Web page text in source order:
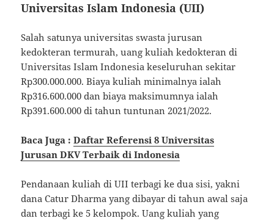
Universitas Islam Indonesia (UII)
Salah satunya universitas swasta jurusan
kedokteran termurah, uang kuliah kedokteran di
Universitas Islam Indonesia keseluruhan sekitar
Rp300.000.000. Biaya kuliah minimalnya ialah
Rp316.600.000 dan biaya maksimumnya ialah
Rp391.600.000 di tahun tuntunan 2021/2022.
Baca Juga :Daftar Referensi 8 Universitas
Jurusan DKV Terbaik di Indonesia
Pendanaan kuliah di UII terbagi ke dua sisi, yakni
dana Catur Dharma yang dibayar di tahun awal saja
dan terbagi ke 5 kelompok. Uang kuliah yang